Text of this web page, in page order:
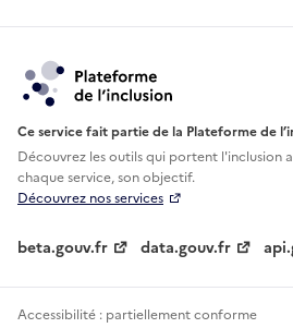
Ce service fait partie de la Plateforme de
Découvrez les outils qui portent l'inclusion
chaque service, son objectif.
Découvrez nos services
beta.gouv.fr data.gouv.fr
Accessibilité : partiellement conforme